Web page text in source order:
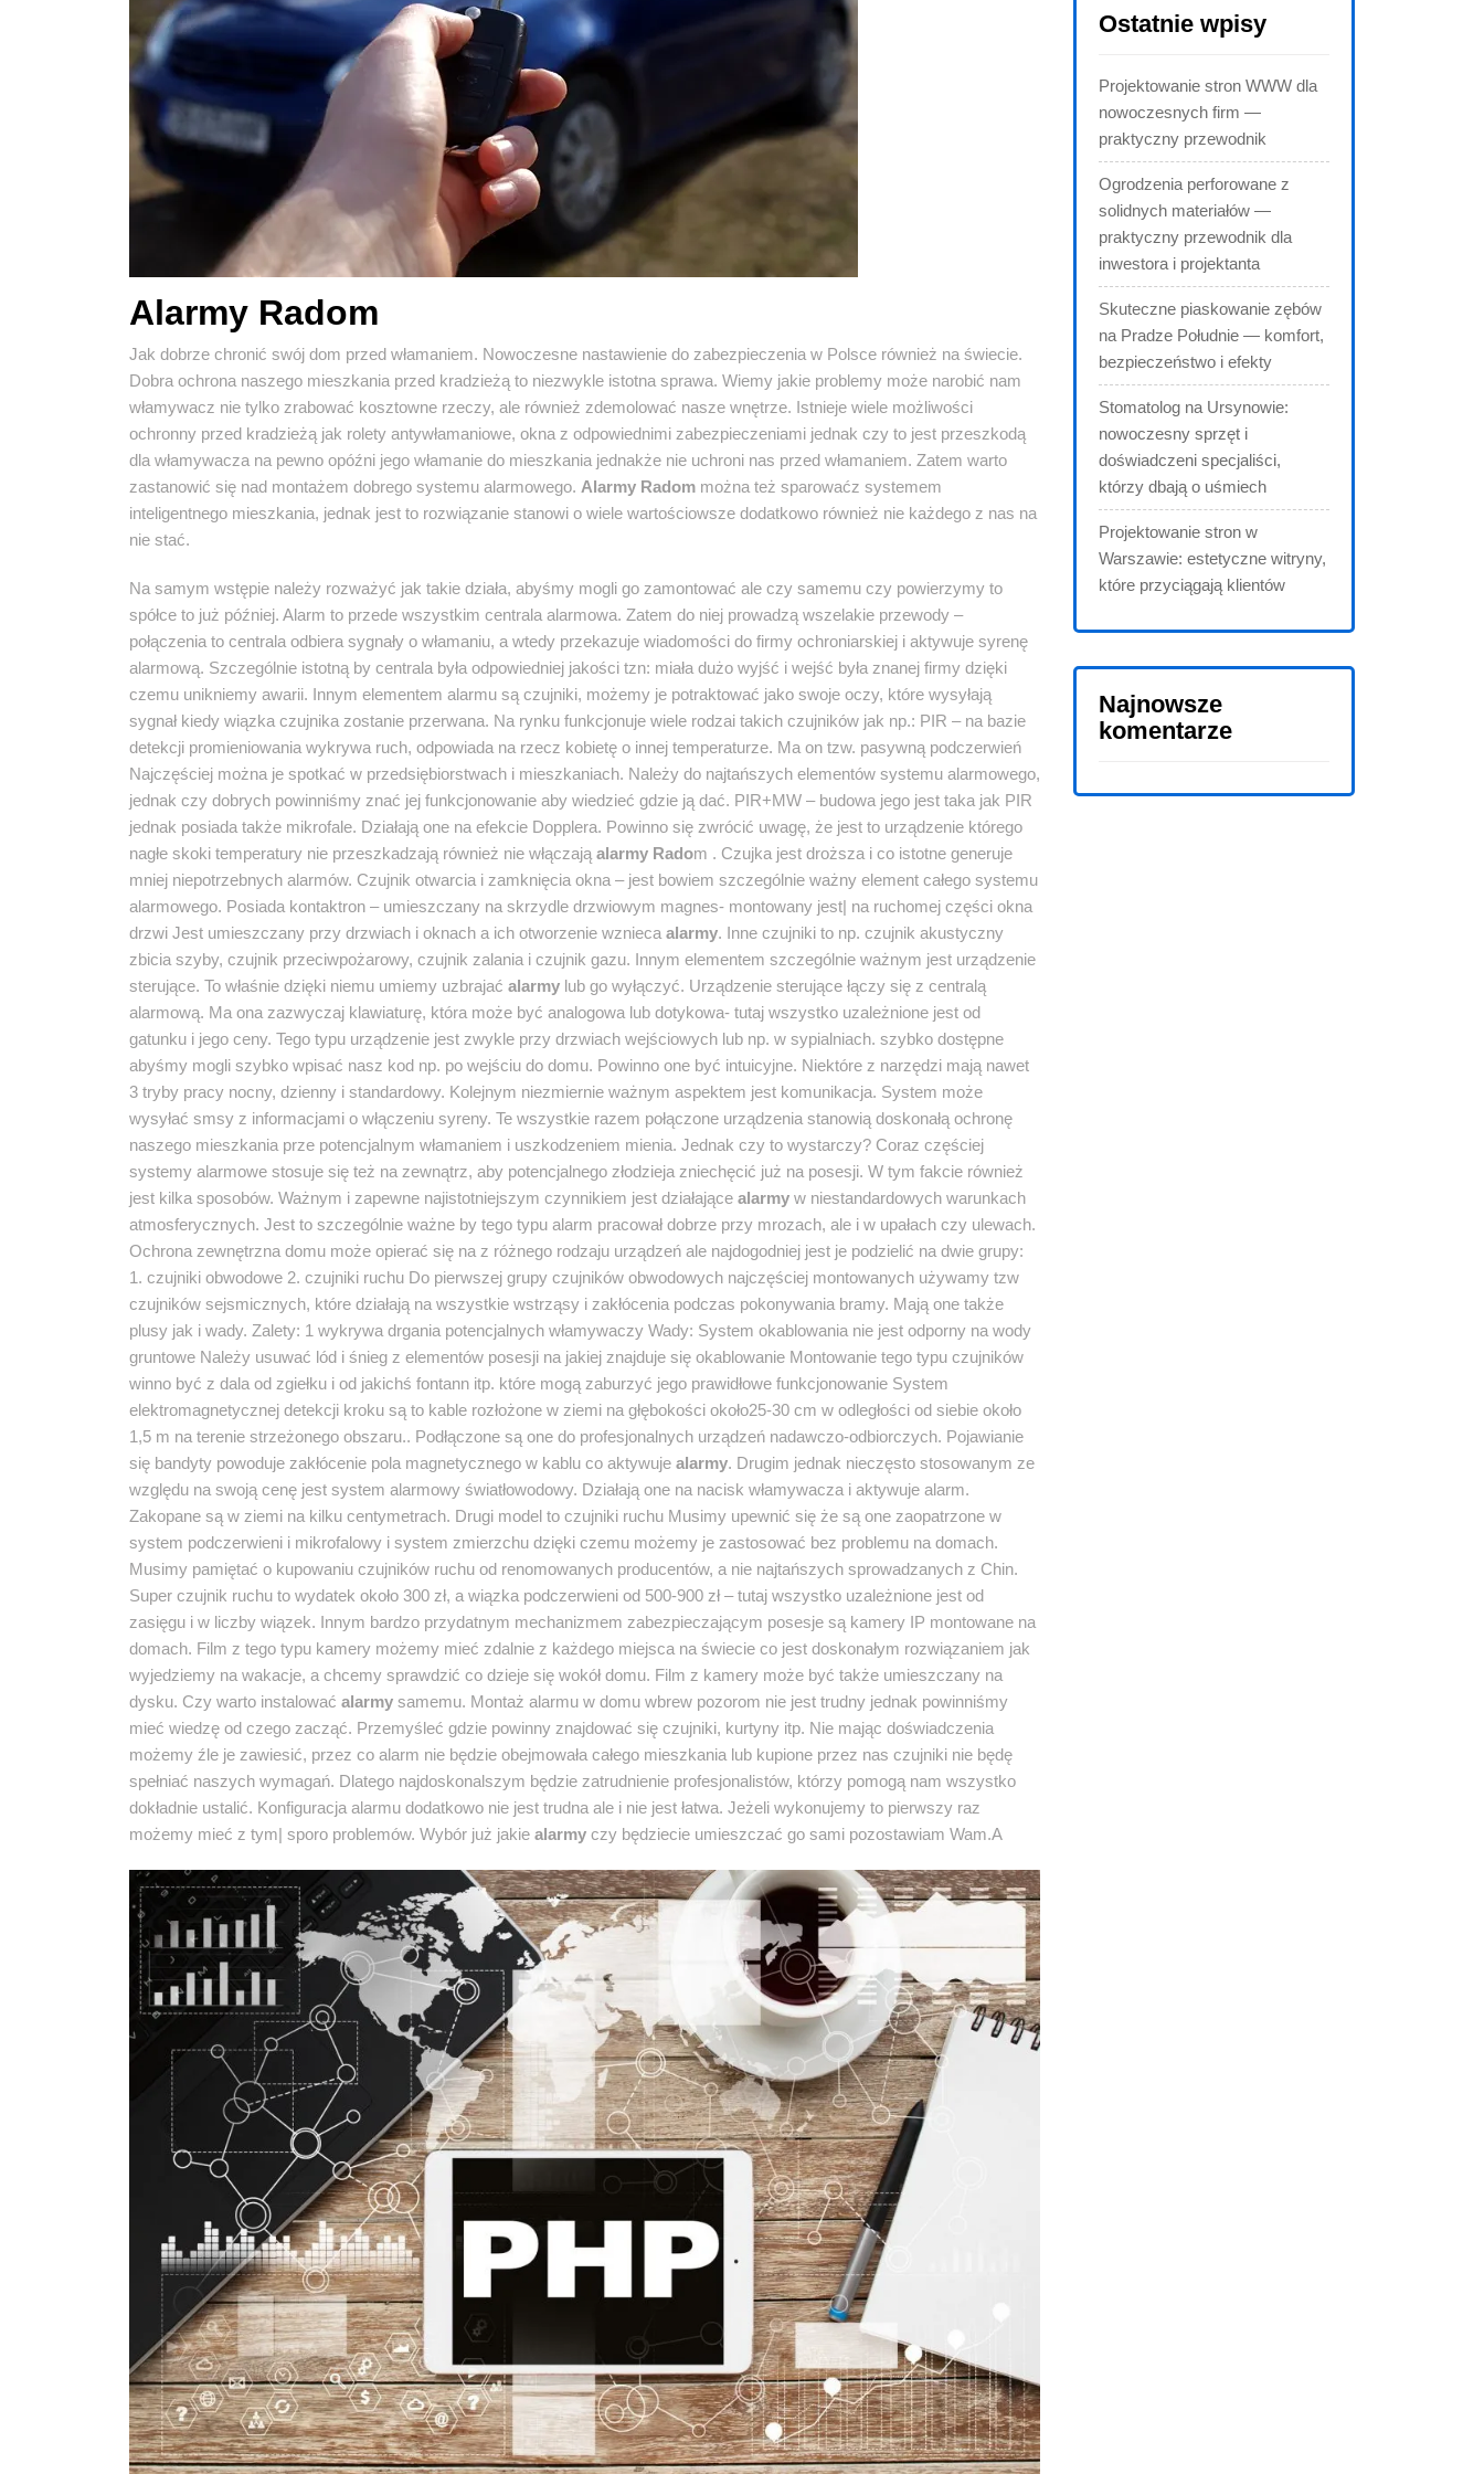
Alarmy Radom
Jak dobrze chronić swój dom przed włamaniem. Nowoczesne nastawienie do zabezpieczenia w Polsce również na świecie.
Dobra ochrona naszego mieszkania przed kradzieżą to niezwykle istotna sprawa. Wiemy jakie problemy może narobić nam
włamywacz nie tylko zrabować kosztowne rzeczy, ale również zdemolować nasze wnętrze. Istnieje wiele możliwości
ochronny przed kradzieżą jak rolety antywłamaniowe, okna z odpowiednimi zabezpieczeniami jednak czy to jest przeszkodą
dla włamywacza na pewno opóźni jego włamanie do mieszkania jednakże nie uchroni nas przed włamaniem. Zatem warto
zastanowić się nad montażem dobrego systemu alarmowego. Alarmy Radom można też sparowaćz systemem
inteligentnego mieszkania, jednak jest to rozwiązanie stanowi o wiele wartościowsze dodatkowo również nie każdego z nas na
nie stać.
Na samym wstępie należy rozważyć jak takie działa, abyśmy mogli go zamontować ale czy samemu czy powierzymy to
spółce to już później. Alarm to przede wszystkim centrala alarmowa. Zatem do niej prowadzą wszelakie przewody –
połączenia to centrala odbiera sygnały o włamaniu, a wtedy przekazuje wiadomości do firmy ochroniarskiej i aktywuje syrenę
alarmową. Szczególnie istotną by centrala była odpowiedniej jakości tzn: miała dużo wyjść i wejść była znanej firmy dzięki
czemu unikniemy awarii. Innym elementem alarmu są czujniki, możemy je potraktować jako swoje oczy, które wysyłają
sygnał kiedy wiązka czujnika zostanie przerwana. Na rynku funkcjonuje wiele rodzai takich czujników jak np.: PIR – na bazie
detekcji promieniowania wykrywa ruch, odpowiada na rzecz kobietę o innej temperaturze. Ma on tzw. pasywną podczerwień
Najczęściej można je spotkać w przedsiębiorstwach i mieszkaniach. Należy do najtańszych elementów systemu alarmowego,
jednak czy dobrych powinniśmy znać jej funkcjonowanie aby wiedzieć gdzie ją dać. PIR+MW – budowa jego jest taka jak PIR
jednak posiada także mikrofale. Działają one na efekcie Dopplera. Powinno się zwrócić uwagę, że jest to urządzenie którego
nagłe skoki temperatury nie przeszkadzają również nie włączają alarmy Radom . Czujka jest droższa i co istotne generuje
mniej niepotrzebnych alarmów. Czujnik otwarcia i zamknięcia okna – jest bowiem szczególnie ważny element całego systemu
alarmowego. Posiada kontaktron – umieszczany na skrzydle drzwiowym magnes- montowany jest| na ruchomej części okna
drzwi Jest umieszczany przy drzwiach i oknach a ich otworzenie wznieca alarmy. Inne czujniki to np. czujnik akustyczny
zbicia szyby, czujnik przeciwpożarowy, czujnik zalania i czujnik gazu. Innym elementem szczególnie ważnym jest urządzenie
sterujące. To właśnie dzięki niemu umiemy uzbrajać alarmy lub go wyłączyć. Urządzenie sterujące łączy się z centralą
alarmową. Ma ona zazwyczaj klawiaturę, która może być analogowa lub dotykowa- tutaj wszystko uzależnione jest od
gatunku i jego ceny. Tego typu urządzenie jest zwykle przy drzwiach wejściowych lub np. w sypialniach. szybko dostępne
abyśmy mogli szybko wpisać nasz kod np. po wejściu do domu. Powinno one być intuicyjne. Niektóre z narzędzi mają nawet
3 tryby pracy nocny, dzienny i standardowy. Kolejnym niezmiernie ważnym aspektem jest komunikacja. System może
wysyłać smsy z informacjami o włączeniu syreny. Te wszystkie razem połączone urządzenia stanowią doskonałą ochronę
naszego mieszkania prze potencjalnym włamaniem i uszkodzeniem mienia. Jednak czy to wystarczy? Coraz częściej
systemy alarmowe stosuje się też na zewnątrz, aby potencjalnego złodzieja zniechęcić już na posesji. W tym fakcie również
jest kilka sposobów. Ważnym i zapewne najistotniejszym czynnikiem jest działające alarmy w niestandardowych warunkach
atmosferycznych. Jest to szczególnie ważne by tego typu alarm pracował dobrze przy mrozach, ale i w upałach czy ulewach.
Ochrona zewnętrzna domu może opierać się na z różnego rodzaju urządzeń ale najdogodniej jest je podzielić na dwie grupy:
1. czujniki obwodowe 2. czujniki ruchu Do pierwszej grupy czujników obwodowych najczęściej montowanych używamy tzw
czujników sejsmicznych, które działają na wszystkie wstrząsy i zakłócenia podczas pokonywania bramy. Mają one także
plusy jak i wady. Zalety: 1 wykrywa drgania potencjalnych włamywaczy Wady: System okablowania nie jest odporny na wody
gruntowe Należy usuwać lód i śnieg z elementów posesji na jakiej znajduje się okablowanie Montowanie tego typu czujników
winno być z dala od zgiełku i od jakichś fontann itp. które mogą zaburzyć jego prawidłowe funkcjonowanie System
elektromagnetycznej detekcji kroku są to kable rozłożone w ziemi na głębokości około25-30 cm w odległości od siebie około
1,5 m na terenie strzeżonego obszaru.. Podłączone są one do profesjonalnych urządzeń nadawczo-odbiorczych. Pojawianie
się bandyty powoduje zakłócenie pola magnetycznego w kablu co aktywuje alarmy. Drugim jednak nieczęsto stosowanym ze
względu na swoją cenę jest system alarmowy światłowodowy. Działają one na nacisk włamywacza i aktywuje alarm.
Zakopane są w ziemi na kilku centymetrach. Drugi model to czujniki ruchu Musimy upewnić się że są one zaopatrzone w
system podczerwieni i mikrofalowy i system zmierzchu dzięki czemu możemy je zastosować bez problemu na domach.
Musimy pamiętać o kupowaniu czujników ruchu od renomowanych producentów, a nie najtańszych sprowadzanych z Chin.
Super czujnik ruchu to wydatek około 300 zł, a wiązka podczerwieni od 500-900 zł – tutaj wszystko uzależnione jest od
zasięgu i w liczby wiązek. Innym bardzo przydatnym mechanizmem zabezpieczającym posesje są kamery IP montowane na
domach. Film z tego typu kamery możemy mieć zdalnie z każdego miejsca na świecie co jest doskonałym rozwiązaniem jak
wyjedziemy na wakacje, a chcemy sprawdzić co dzieje się wokół domu. Film z kamery może być także umieszczany na
dysku. Czy warto instalować alarmy samemu. Montaż alarmu w domu wbrew pozorom nie jest trudny jednak powinniśmy
mieć wiedzę od czego zacząć. Przemyśleć gdzie powinny znajdować się czujniki, kurtyny itp. Nie mając doświadczenia
możemy źle je zawiesić, przez co alarm nie będzie obejmowała całego mieszkania lub kupione przez nas czujniki nie będę
spełniać naszych wymagań. Dlatego najdoskonalszym będzie zatrudnienie profesjonalistów, którzy pomogą nam wszystko
dokładnie ustalić. Konfiguracja alarmu dodatkowo nie jest trudna ale i nie jest łatwa. Jeżeli wykonujemy to pierwszy raz
możemy mieć z tym| sporo problemów. Wybór już jakie alarmy czy będziecie umieszczać go sami pozostawiam Wam.A
Ostatnie wpisy
Projektowanie stron WWW dla
nowoczesnych firm —
praktyczny przewodnik
Ogrodzenia perforowane z
solidnych materiałów —
praktyczny przewodnik dla
inwestora i projektanta
Skuteczne piaskowanie zębów
na Pradze Południe — komfort,
bezpieczeństwo i efekty
Stomatolog na Ursynowie:
nowoczesny sprzęt i
doświadczeni specjaliści,
którzy dbają o uśmiech
Projektowanie stron w
Warszawie: estetyczne witryny,
które przyciągają klientów
Najnowsze
komentarze